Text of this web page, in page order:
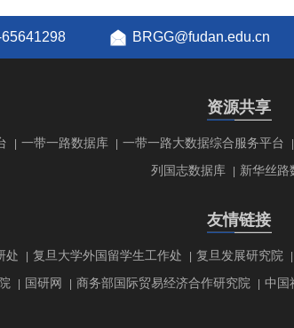
BRGG@fudan.edu.cn
资源共享
一带一路数据库 一带一路大数据综合服务平台
列国志数据库
新华丝路
友情链接
处 复旦大学外国留学生工作处 复旦发展研究院
国研网 商务部国际贸易经济合作研究院 中国